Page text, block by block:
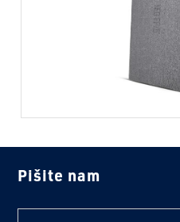
Pišite nam